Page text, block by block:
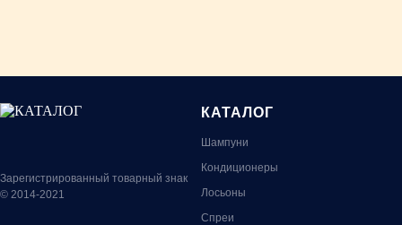
Зарегистрированный товарный знак
© 2014-2021
КАТАЛОГ
Шампуни
Кондиционеры
Лосьоны
Спреи